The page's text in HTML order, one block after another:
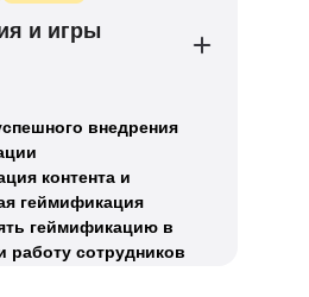
и игры
внедрения
контента и
геймификация
геймификацию в
работу сотрудников